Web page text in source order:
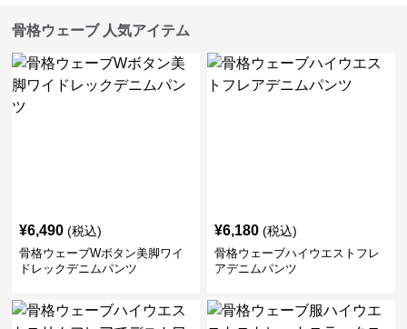
骨格ウェーブ 人気アイテム
¥6,490 (税込)
骨格ウェーブWボタン美脚ワイ
ドレックデニムパンツ
¥6,180 (税込)
骨格ウェーブハイウエストフレ
アデニムパンツ